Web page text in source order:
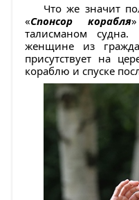
Что же значит
«Спонсор корабля
талисманом судна.
женщине из
присутствует на
кораблю и спуске